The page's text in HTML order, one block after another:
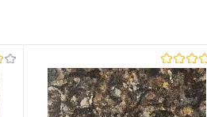
В избранное В наличии
Группа (Ваш Выбор)
гр.1-2 гр.3-6 гр.7 гр.8